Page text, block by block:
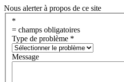
Nous alerter à propos de ce site
*
= champs obligatoires
Type de problème *
Message